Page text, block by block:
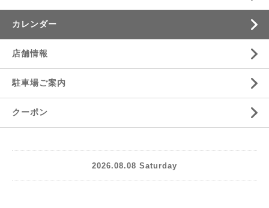
カレンダー
店舗情報
駐車場ご案内
クーポン
2026.08.08 Saturday